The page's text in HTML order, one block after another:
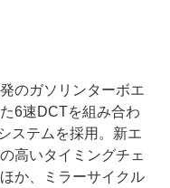
のガソリンターボエ
6速DCTを組み合わ
ステムを採用。新エ
高いタイミングチェ
か、ミラーサイクル